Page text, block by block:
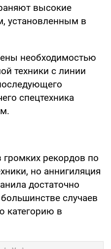
высокие
установленным в
необходимостью
техники с линии
спецтехника
рекордов по
но аннигиляция
достаточно
случаев
категорию в